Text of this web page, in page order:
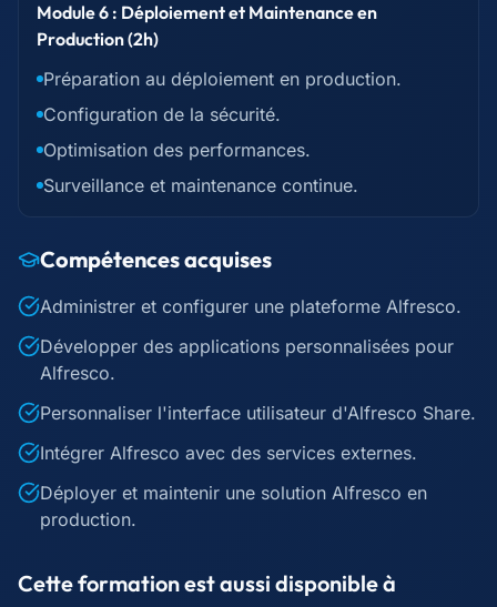
Module 6 : Déploiement et Maintenance en
Production (2h)
Préparation au déploiement en production.
Configuration de la sécurité.
Optimisation des performances.
Surveillance et maintenance continue.
Compétences acquises
Administrer et configurer une plateforme Alfresco.
Développer des applications personnalisées pour
Alfresco.
Personnaliser l'interface utilisateur d'Alfresco Share.
Intégrer Alfresco avec des services externes.
Déployer et maintenir une solution Alfresco en
production.
Cette formation est aussi disponible à